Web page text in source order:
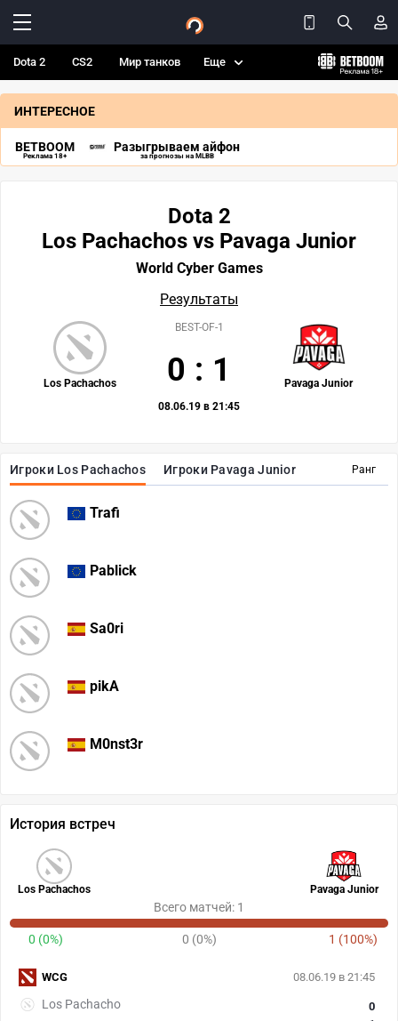
Dota 2 CS2 Мир танков Еще
ИНТЕРЕСНОЕ
BETBOOM
Реклама 18+
Разыгрываем айфон
за прогнозы на MLBB
Ранг
Игроки Los Pachachos Игроки Pavaga Junior
Trafi
Pablick
Sa0ri
pikA
M0nst3r
Dota 2
Los Pachachos vs Pavaga Junior
World Cyber Games
Результаты
Los Pachachos Pavaga Junior
BEST-OF-1
0 : 1
08.06.19 в 21:45
История встреч
Los Pachachos Pavaga Junior
Всего матчей: 1
0 (0%) 0 (0%) 1 (100%)
08.06.19 в 21:45
Los Pachacho
0
WCG